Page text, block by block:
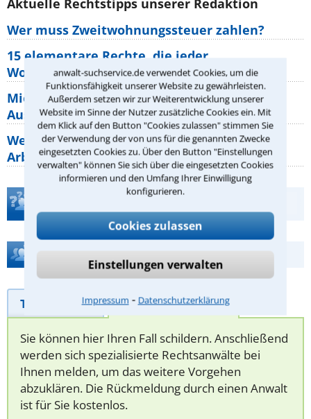
anwalt-suchservice.de verwendet Cookies, um die
Funktionsfähigkeit unserer Website zu gewährleisten.
Außerdem setzen wir zur Weiterentwicklung unserer
Website im Sinne der Nutzer zusätzliche Cookies ein. Mit
dem Klick auf den Button "Cookies zulassen" stimmen Sie
der Verwendung der von uns für die genannten Zwecke
eingesetzten Cookies zu. Über den Button "Einstellungen
verwalten" können Sie sich über die eingesetzten Cookies
informieren und den Umfang Ihrer Einwilligung
konfigurieren.
Cookies zulassen
Einstellungen verwalten
Impressum ⁃ Datenschutzerklärung
Aktuelle Rechtstipps unserer Redaktion
Wer muss Zweitwohnungssteuer zahlen?
15 elementare Rechte, die jeder
Wohnungseigentümer kennen sollte
Mietpreisbremse 2026: Alle Regeln,
Ausnahmen und Rechte für Mieter
Welche Regeln für Teilnahme, Urlaub,
Arbeitszeit gelten beim
Hilfe bei Ihrer Anwaltsuche?
Telefonhilfe Beratungsanfrage
Sie können hier Ihren Fall schildern. Anschließend
werden sich spezialisierte Rechtsanwälte bei
Ihnen melden, um das weitere Vorgehen
abzuklären. Die Rückmeldung durch einen Anwalt
ist für Sie kostenlos.